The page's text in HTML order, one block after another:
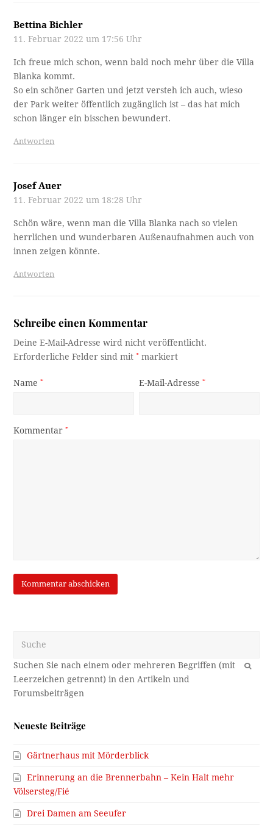
Bettina Bichler
11. Februar 2022 um 17:56 Uhr
Ich freue mich schon, wenn bald noch mehr über die Villa
Blanka kommt.
So ein schöner Garten und jetzt versteh ich auch, wieso
der Park weiter öffentlich zugänglich ist – das hat mich
schon länger ein bisschen bewundert.
Antworten
Josef Auer
11. Februar 2022 um 18:28 Uhr
Schön wäre, wenn man die Villa Blanka nach so vielen
herrlichen und wunderbaren Außenaufnahmen auch von
innen zeigen könnte.
Antworten
Schreibe einen Kommentar
Deine E-Mail-Adresse wird nicht veröffentlicht.
Erforderliche Felder sind mit* markiert
Name* E-Mail-Adresse*
Kommentar*
OK
Neueste Beiträge
Gärtnerhaus mit Mörderblick
Erinnerung an die Brennerbahn – Kein Halt mehr
Völsersteg/Fié
Drei Damen am Seeufer